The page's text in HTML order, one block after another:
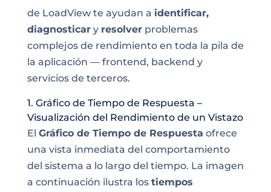
de LoadView te ayudan a identificar,
diagnosticary resolverproblemas
complejos de rendimiento en toda la pila de
la aplicación — frontend, backend y
servicios de terceros.
1. Gráfico de Tiempo de Respuesta –
Visualización del Rendimiento de un Vistazo
El Gráfico de Tiempo de Respuesta ofrece
una vista inmediata del comportamiento
del sistema a lo largo del tiempo. La imagen
a continuación ilustra los tiempos